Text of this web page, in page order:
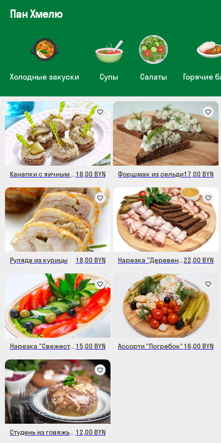
Пан Хмелю
Холодные закуски Супы Салаты Горячие
Канапки с яичным паштетом18,00 BYN Форшмак из сельди17,00 BYN
Руляда из курицы 18,00 BYN Нарезка "Деревенская"22,00 BYN
Нарезка "Свежесть" 15,00 BYN Ассорти "Погребок"16,00 BYN
Студень из говяжьих ножек 12,00 BYN